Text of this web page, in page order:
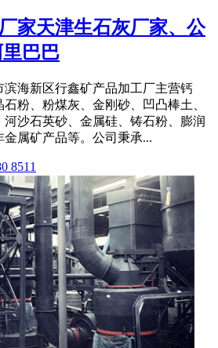
家天津生石灰厂家、公
巴巴
滨海新区行鑫矿产品加工厂主营钙
粉、粉煤灰、金刚砂、凹凸棒土、
沙石英砂、金属硅、铸石粉、膨润
金属矿产品等。公司秉承...
8511